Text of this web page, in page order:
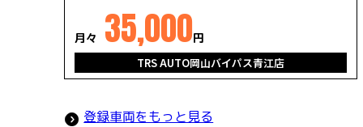
月々 35,000円
TRS AUTO岡山バイパス青江店
登録車両をもっと見る